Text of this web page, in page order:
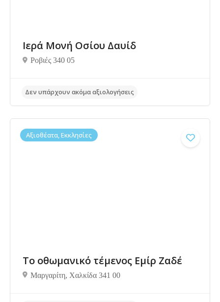
Δεν υπάρχουν ακόμα αξιολογήσεις
Ιερά Μονή Οσίου Δαυίδ
Ροβιές 340 05
Αξιοθέατα, Εκκλησίες
Το οθωμανικό τέμενος Εμίρ Ζαδέ
Μαργαρίτη, Χαλκίδα 341 00